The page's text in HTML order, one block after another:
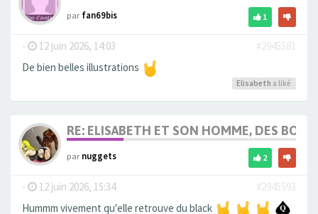
parfan69bis 1
- 12 juin 2026, 14:03
#2945581
De bien belles illustrations
Elisabeth a liké
RE: ELISABETH ET SON HOMME, DES
parnuggets 2
- 12 juin 2026, 15:34
#2945593
Hummm vivement qu'elle retrouve du black